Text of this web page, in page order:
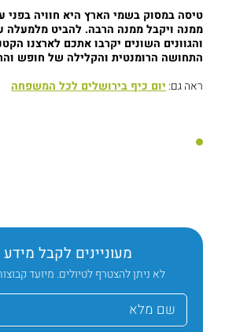
טיסה במסוק בשמי הארץ היא חוויה בפני
ממנה ויקבל ממנה הרבה. להביט מלמעלה
והגוונים השונים יקרבו אתכם לארצנו
התחושה הרומנטית והקלילה של חופש
ראה גם: יום כיף בירושלים לכל המשפחה
מעוניינים לקבל
לא ניתן להצטרף לטיולים. מיועד